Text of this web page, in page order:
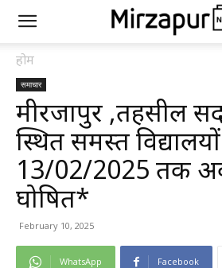
होम
समाचार
मीरजापुर ,तहसील
स्थित समस्त
13/02/2025 तक
घोषित*
February 10, 2025
WhatsApp Facebook